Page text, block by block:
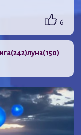
6
(242)луна(150)